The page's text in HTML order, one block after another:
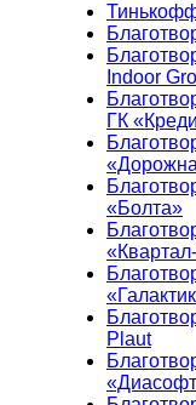
Indoor
ГК
«Болта»
Plaut